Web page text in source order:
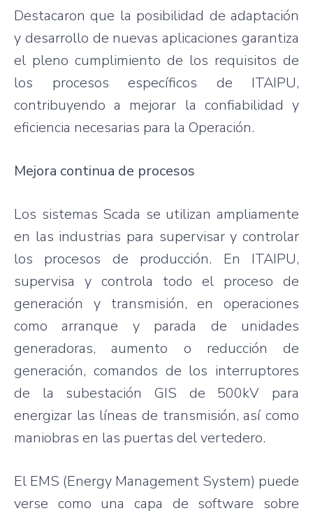
Destacaron que la posibilidad de adaptación
y desarrollo de nuevas aplicaciones garantiza
el pleno cumplimiento de los requisitos de
los procesos específicos de ITAIPU,
contribuyendo a mejorar la confiabilidad y
eficiencia necesarias para la Operación.
Mejora continua de procesos
Los sistemas Scada se utilizan ampliamente
en las industrias para supervisar y controlar
los procesos de producción. En ITAIPU,
supervisa y controla todo el proceso de
generación y transmisión, en operaciones
como arranque y parada de unidades
generadoras, aumento o reducción de
generación, comandos de los interruptores
de la subestación GIS de 500kV para
energizar las líneas de transmisión, así como
maniobras en las puertas del vertedero.
El EMS (Energy Management System) puede
verse como una capa de software sobre